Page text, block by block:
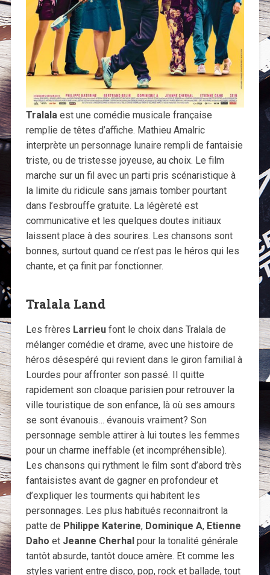
Tralala est une comédie musicale française
remplie de têtes d’affiche. Mathieu Amalric
interprète un personnage lunaire rempli de fantaisie
triste, ou de tristesse joyeuse, au choix. Le film
marche sur un fil avec un parti pris scénaristique à
la limite du ridicule sans jamais tomber pourtant
dans l’esbrouffe gratuite. La légèreté est
communicative et les quelques doutes initiaux
laissent place à des sourires. Les chansons sont
bonnes, surtout quand ce n’est pas le héros qui les
chante, et ça finit par fonctionner.
Tralala Land
Les frères Larrieufont le choix dans Tralala de
mélanger comédie et drame, avec une histoire de
héros désespéré qui revient dans le giron familial à
Lourdes pour affronter son passé. Il quitte
rapidement son cloaque parisien pour retrouver la
ville touristique de son enfance, là où ses amours
se sont évanouis… évanouis vraiment? Son
personnage semble attirer à lui toutes les femmes
pour un charme ineffable (et incompréhensible).
Les chansons qui rythment le film sont d’abord très
fantaisistes avant de gagner en profondeur et
d’expliquer les tourments qui habitent les
personnages. Les plus habitués reconnaitront la
patte de Philippe Katerine, Dominique A, Etienne
Daho et Jeanne Cherhal pour la tonalité générale
tantôt absurde, tantôt douce amère. Et comme les
styles varient entre disco, pop, rock et ballade, tout